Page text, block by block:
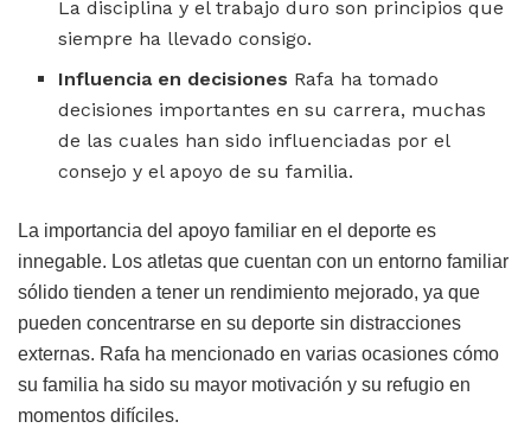
La disciplina y el trabajo duro son principios que
siempre ha llevado consigo.
Influencia en decisiones Rafa ha tomado
decisiones importantes en su carrera, muchas
de las cuales han sido influenciadas por el
consejo y el apoyo de su familia.
La importancia del apoyo familiar en el deporte es
innegable. Los atletas que cuentan con un entorno familiar
sólido tienden a tener un rendimiento mejorado, ya que
pueden concentrarse en su deporte sin distracciones
externas. Rafa ha mencionado en varias ocasiones cómo
su familia ha sido su mayor motivación y su refugio en
momentos difíciles.